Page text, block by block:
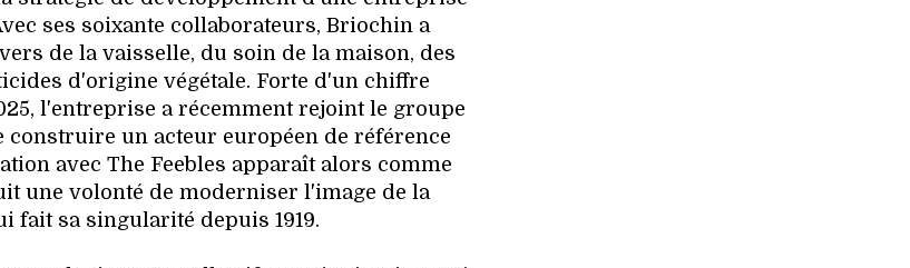
ses soixante collaborateurs, Briochin a
de la vaisselle, du soin de la maison, des
d'origine végétale. Forte d'un chiffre
l'entreprise a récemment rejoint le groupe
un acteur européen de référence
avec The Feebles apparaît alors comme
une volonté de moderniser l'image de la
fait sa singularité depuis 1919.